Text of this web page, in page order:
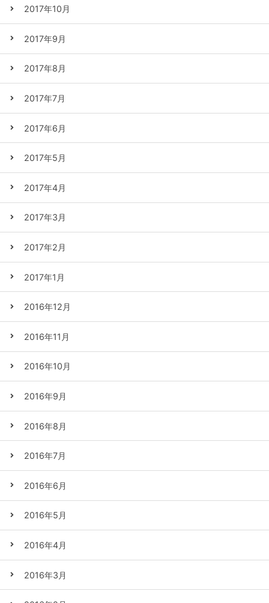
2017年10月
2017年9月
2017年8月
2017年7月
2017年6月
2017年5月
2017年4月
2017年3月
2017年2月
2017年1月
2016年12月
2016年11月
2016年10月
2016年9月
2016年8月
2016年7月
2016年6月
2016年5月
2016年4月
2016年3月